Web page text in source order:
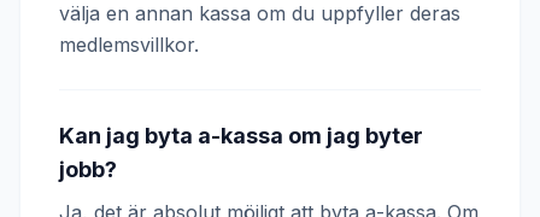
välja en annan kassa om du uppfyller deras
medlemsvillkor.
Kan jag byta a-kassa om jag byter
jobb?
Ja, det är absolut möjligt att byta a-kassa. Om